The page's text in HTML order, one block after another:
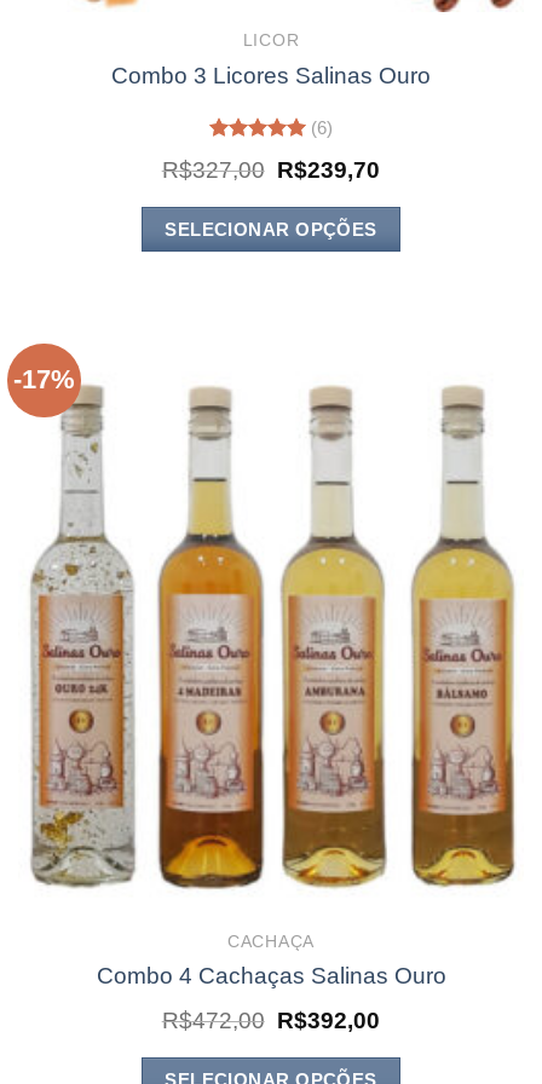
LICOR
Combo 3 Licores Salinas Ouro
5.00de 5
(6)
R$327,00 O
preço
original
era:
R$327,00.
R$239,70
atual
R$239,70.
SELECIONAR OPÇÕES
-17%
CACHAÇA
Combo 4 Cachaças Salinas Ouro
R$472,00 O
preço
original
era:
R$392,00
atual